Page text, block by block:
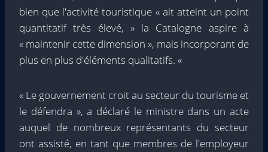
bien que l'activité touristique « ait atteint un point
quantitatif très élevé, » la Catalogne aspire à
« maintenir cette dimension », mais incorporant de
plus en plus d'éléments qualitatifs. «
« Le gouvernement croit au secteur du tourisme et
le défendra », a déclaré le ministre dans un acte
auquel de nombreux représentants du secteur
ont assisté, en tant que membres de l'employeur